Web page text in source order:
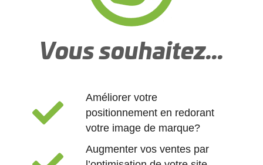
Vous souhaitez...
Améliorer votre
positionnement en redorant
votre image de marque?
Augmenter vos ventes par